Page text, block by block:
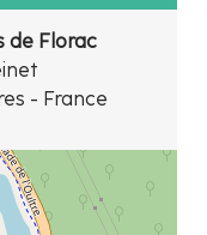
de Florac
- France